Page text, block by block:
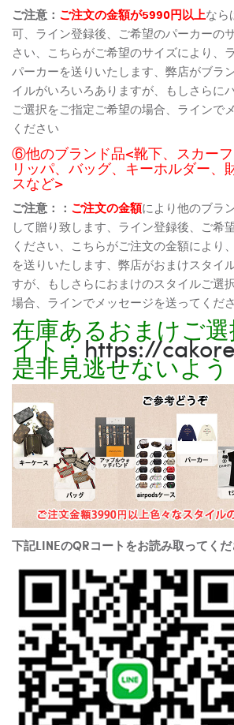
ご注意： ご注文の金額が5990円以上なら
可、ライン登録後、ご希望のパーカーの
さい、こちらがご希望のサイズにより、
パーカーを送りいたします、弊店がブラ
イルがいろいろありますが、もしさらに
ご選択をご指定ご希望の場合、ラインで
ください
⑥他のブランド品<靴下、スカー
リッパ、バッグ、キーホルダー、
スなど>
ご注意：： ご注文の金額により他のブラ
して贈り致します、ライン登録後、ご希
ください、こちらがご注文の金額により
を送りいたします、弊店がおまけスタイ
すが、もしさらにおまけのスタイルご選
場合、ラインでメッセージを送ってくだ
在庫あるおまけご
イト：https://
是非見逃せないよ
下記LINEのQRコートをお読み取ってく